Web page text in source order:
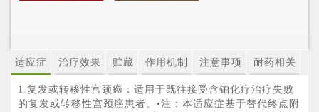
适应症 治疗效果 贮藏 作用机制 注意事项 耐药相关
1.复发或转移性宫颈癌：适用于既往接受含铂化疗治疗失败
的复发或转移性宫颈癌患者。•注：本适应症基于替代终点附